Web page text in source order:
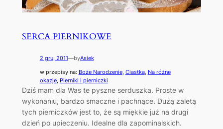
SERCA PIERNIKOWE
2 gru, 2011—byAsiek
w przepisy na: Boże Narodzenie, Ciastka, Na różne
okazje, Pierniki i pierniczki
Dziś mam dla Was te pyszne serduszka. Proste w
wykonaniu, bardzo smaczne i pachnące. Dużą zaletą
tych pierniczków jest to, że są miękkie już na drugi
dzień po upieczeniu. Idealne dla zapominalskich.